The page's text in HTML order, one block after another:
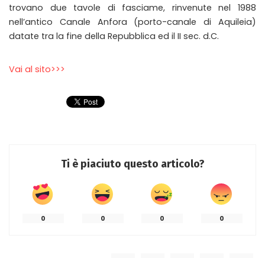
trovano due tavole di fasciame, rinvenute nel 1988
nell’antico Canale Anfora (porto-canale di Aquileia)
datate tra la fine della Repubblica ed il II sec. d.C.
Vai al sito>>>
Ti è piaciuto questo articolo?
0 0 0 0